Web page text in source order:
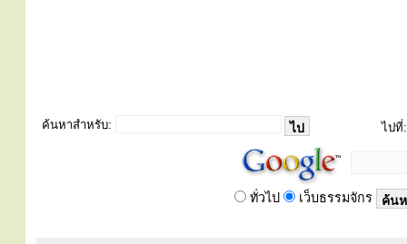
ค้นหาสำหรับ: ไปที่:
ทั่วไป เว็บธรรมจักร